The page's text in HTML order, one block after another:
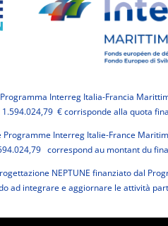
Interreg Italia-Francia
€ corrisponde alla quota
Programme Interreg Italie-France
correspond au montant du
NEPTUNE finanziato dal
ad integrare e aggiornare le attività